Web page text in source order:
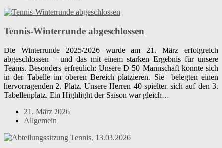
Tennis-Winterrunde abgeschlossen
Die Winterrunde 2025/2026 wurde am 21. März erfolgreich
abgeschlossen – und das mit einem starken Ergebnis für unsere
Teams. Besonders erfreulich: Unsere D 50 Mannschaft konnte sich
in der Tabelle im oberen Bereich platzieren. Sie belegten einen
hervorragenden 2. Platz. Unsere Herren 40 spielten sich auf den 3.
Tabellenplatz. Ein Highlight der Saison war gleich…
21. März 2026
Allgemein